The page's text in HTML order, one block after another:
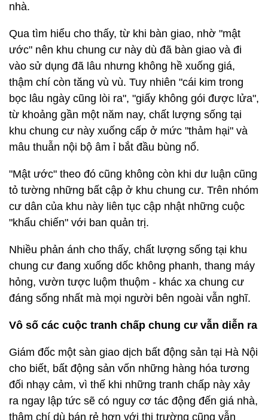
nhà.
Qua tìm hiểu cho thấy, từ khi bàn giao, nhờ "mật
ước" nên khu chung cư này dù đã bàn giao và đi
vào sử dụng đã lâu nhưng không hề xuống giá,
thậm chí còn tăng vù vù. Tuy nhiên "cái kim trong
bọc lâu ngày cũng lòi ra", "giấy không gói được lửa",
từ khoảng gần một năm nay, chất lượng sống tại
khu chung cư này xuống cấp ở mức "thảm hại" và
mâu thuẫn nội bộ âm ỉ bắt đầu bùng nổ.
"Mật ước" theo đó cũng không còn khi dư luận cũng
tỏ tường những bất cập ở khu chung cư. Trên nhóm
cư dân của khu này liên tục cập nhật những cuộc
"khẩu chiến" với ban quản trị.
Nhiều phản ánh cho thấy, chất lượng sống tại khu
chung cư đang xuống dốc không phanh, thang máy
hỏng, vườn tược luộm thuộm - khác xa chung cư
đáng sống nhất mà mọi người bên ngoài vẫn nghĩ.
Vô số các cuộc tranh chấp chung cư vẫn diễn ra
Giám đốc một sàn giao dịch bất động sản tại Hà Nội
cho biết, bất động sản vốn những hàng hóa tương
đối nhạy cảm, vì thế khi những tranh chấp này xảy
ra ngay lập tức sẽ có nguy cơ tác động đến giá nhà,
thậm chí dù bán rẻ hơn với thị trường cũng vẫn